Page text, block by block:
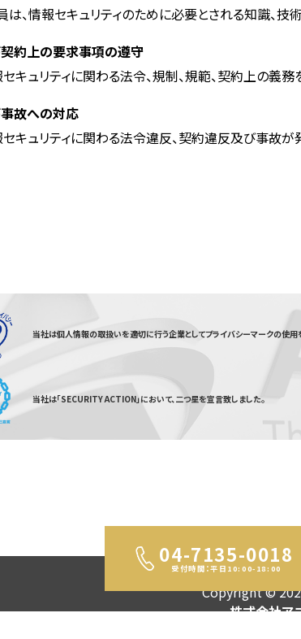
、情報セキュリティのために必要とされる知識、技
約上の要求事項の遵守
キュリティに関わる法令、規制、規範、契約上の義
故への対応
キュリティに関わる法令違反、契約違反及び事故
当社は個人情報の取扱いを適切に行う企業としてプライバシーマークの使用
当社は「SECURITY ACTION」において、二つ星を宣言致しました。
04-7135-0018
受付時間：平日10:00-18:00
Copyright ©
株式会社ア